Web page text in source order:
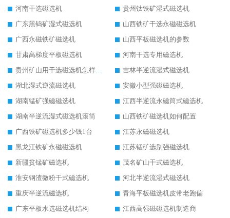
河南干选磁选机
贵州钛铁矿湿式磁选机
广东黑钨矿湿式磁选机
山西铁矿干选永磁磁选机
广西永磁铁矿磁选机
山西平板磁选机的参数
甘肃高梯度平板磁选机
河南干选专用磁选机
贵州矿山用干选磁选机怎样调磁
吉林半逆流湿式磁选机
湖北湿式逆流磁选机
安徽小型强磁磁选机
湖南锰矿强磁磁选机
江西半逆流永磁筒式磁选机
湖南半逆流湿式磁选机滚筒
山西铁矿磁选机如何配置
广西铁矿磁选机多少钱1台
江苏永磁磁选机
黑龙江铁矿永磁磁选机
江苏锰矿选别强磁选机
新疆贫锰矿磁选机
茂名矿山干式磁选机
淮安钢渣微粉干式磁选机
河北半逆流湿式磁选机
重庆半逆流磁选机
青海平板磁选机皮带老跑偏
广东平板水选磁选机结构
江西高强磁磁选机制造商